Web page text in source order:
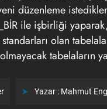
düzenleme
ile işbirliği
olan
tabelaların
Yazar : Mahmut